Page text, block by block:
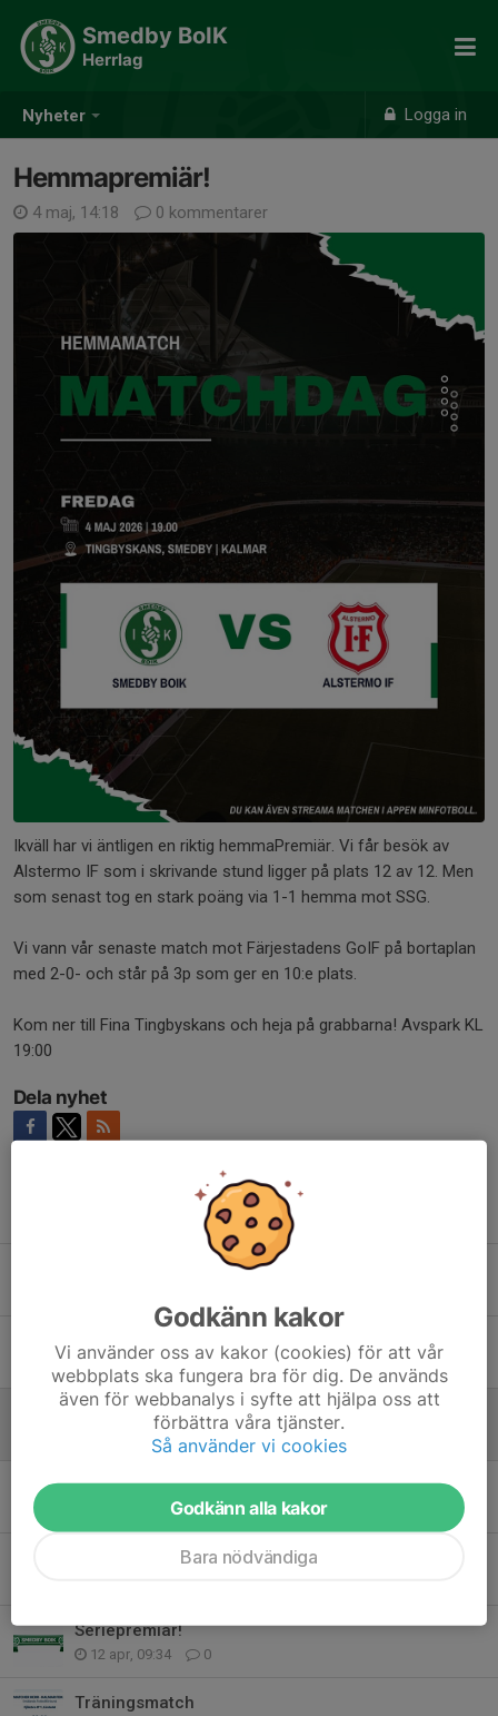
Nyheter Logga in
Smedby BoIK
Herrlag
Hemmapremiär!
4 maj, 14:18 0 kommentarer
Ikväll har vi äntligen en riktig hemmaPremiär. Vi får besök av
Alstermo IF som i skrivande stund ligger på plats 12 av 12. Men
som senast tog en stark poäng via 1-1 hemma mot SSG.
Vi vann vår senaste match mot Färjestadens GoIF på bortaplan
med 2-0- och står på 3p som ger en 10:e plats.
Kom ner till Fina Tingbyskans och heja på grabbarna! Avspark KL
19:00
Dela nyhet
8 maj, 09:56 0
Hemmapremiär!
4 maj, 14:18
Härlig Fredags Match!
24 apr, 11:34 0
Smedby - Hossmo
Seriepremiär!
12 apr, 09:34 0
Träningsmatch
Godkänn kakor
Vi använder oss av kakor (cookies) för att vår
webbplats ska fungera bra för dig. De används
även för webbanalys i syfte att hjälpa oss att
förbättra våra tjänster.
Så använder vi cookies
Godkänn alla kakor
Bara nödvändiga